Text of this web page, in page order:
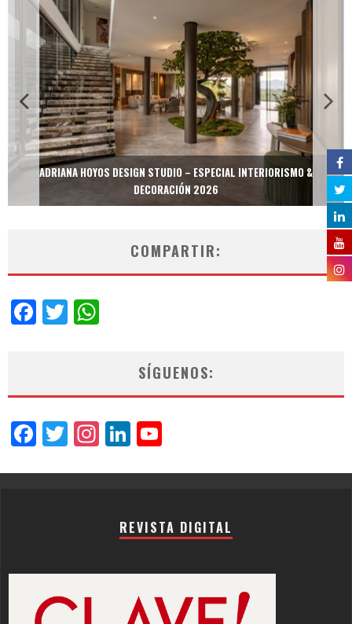
ADRIANA HOYOS DESIGN STUDIO – ESPECIAL INTERIORISMO &
DECORACIÓN 2026
COMPARTIR:
Facebook
Twitter
SÍGUENOS:
Facebook
Twitter
Instagram
LinkedIn
REVISTA DIGITAL